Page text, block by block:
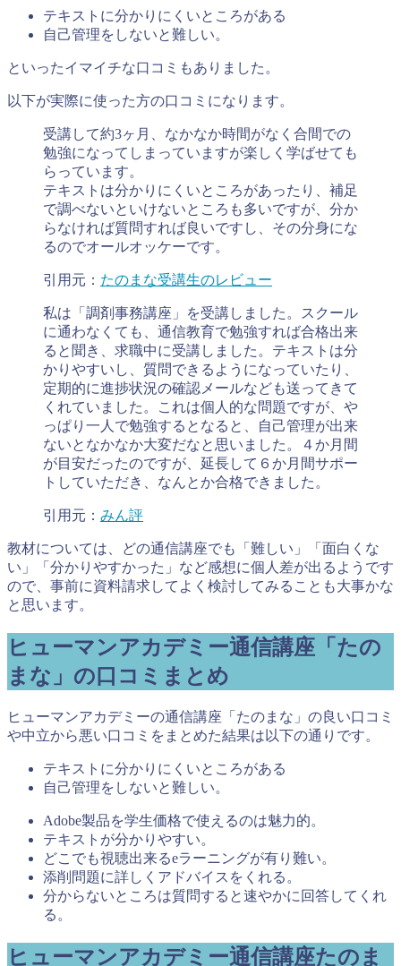
テキストに分かりにくいところがある
自己管理をしないと難しい。
といったイマイチな口コミもありました。
以下が実際に使った方の口コミになります。
受講して約3ヶ月、なかなか時間がなく合間での
勉強になってしまっていますが楽しく学ばせても
らっています。
テキストは分かりにくいところがあったり、補足
で調べないといけないところも多いですが、分か
らなければ質問すれば良いですし、その分身にな
るのでオールオッケーです。
引用元： たのまな受講生のレビュー
私は「調剤事務講座」を受講しました。スクール
に通わなくても、通信教育で勉強すれば合格出来
ると聞き、求職中に受講しました。テキストは分
かりやすいし、質問できるようになっていたり、
定期的に進捗状況の確認メールなども送ってきて
くれていました。これは個人的な問題ですが、や
っぱり一人で勉強するとなると、自己管理が出来
ないとなかなか大変だなと思いました。４か月間
が目安だったのですが、延長して６か月間サポー
トしていただき、なんとか合格できました。
引用元： みん評
教材については、どの通信講座でも「難しい」「面白くな
い」「分かりやすかった」など感想に個人差が出るようです
ので、事前に資料請求してよく検討してみることも大事かな
と思います。
ヒューマンアカデミー通信講座「たの
まな」の口コミまとめ
ヒューマンアカデミーの通信講座「たのまな」の良い口コミ
や中立から悪い口コミをまとめた結果は以下の通りです。
テキストに分かりにくいところがある
自己管理をしないと難しい。
Adobe製品を学生価格で使えるのは魅力的。
テキストが分かりやすい。
どこでも視聴出来るeラーニングが有り難い。
添削問題に詳しくアドバイスをくれる。
分からないところは質問すると速やかに回答してくれ
る。
ヒューマンアカデミー通信講座たのま